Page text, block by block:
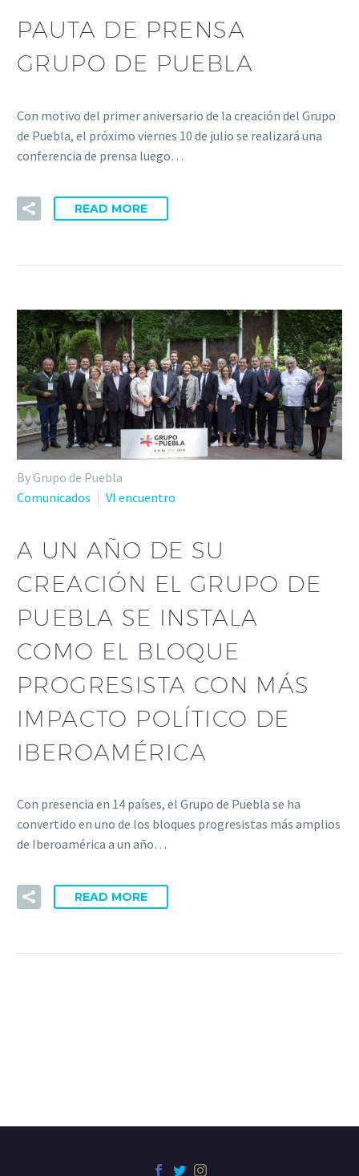
PAUTA DE PRENSA
GRUPO DE PUEBLA
Con motivo del primer aniversario de la creación del Grupo
de Puebla, el próximo viernes 10 de julio se realizará una
conferencia de prensa luego…
READ MORE
By Grupo de Puebla
Comunicados
VI encuentro
A UN AÑO DE SU
CREACIÓN EL GRUPO DE
PUEBLA SE INSTALA
COMO EL BLOQUE
PROGRESISTA CON MÁS
IMPACTO POLÍTICO DE
IBEROAMÉRICA
Con presencia en 14 países, el Grupo de Puebla se ha
convertido en uno de los bloques progresistas más amplios
de Iberoamérica a un año…
READ MORE